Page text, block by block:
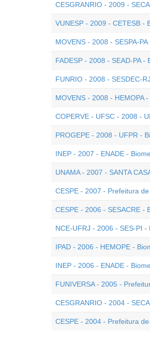
CESGRANRIO - 2009 -
VUNESP - 2009 - CETESB -
MOVENS - 2008 - SESPA-
FADESP - 2008 - SEAD-PA -
FUNRIO - 2008 - SESDEC-
MOVENS - 2008 - HEMOPA
COPERVE - UFSC - 2008 -
PROGEPE - 2008 - UFPR -
INEP - 2007 - ENADE -
UNAMA - 2007 - SANTA
CESPE - 2007 - Prefeitura
CESPE - 2006 - SESACRE -
NCE-UFRJ - 2006 - SES-PI -
IPAD - 2006 - HEMOPE -
INEP - 2006 - ENADE -
FUNIVERSA - 2005 -
CESGRANRIO - 2004 -
CESPE - 2004 - Prefeitura